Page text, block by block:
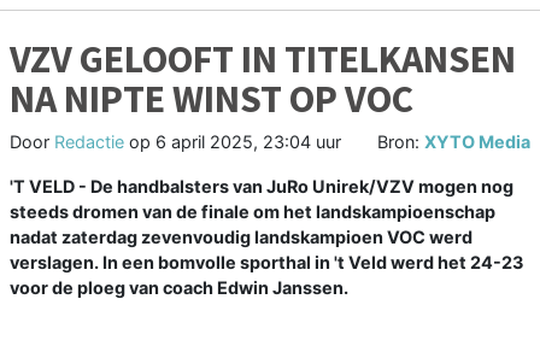
VZV GELOOFT IN TITELKANSEN
NA NIPTE WINST OP VOC
Door Redactie op 6 april 2025, 23:04 uur Bron: XYTO Media
'T VELD - De handbalsters van JuRo Unirek/VZV mogen nog
steeds dromen van de finale om het landskampioenschap
nadat zaterdag zevenvoudig landskampioen VOC werd
verslagen. In een bomvolle sporthal in 't Veld werd het 24-23
voor de ploeg van coach Edwin Janssen.